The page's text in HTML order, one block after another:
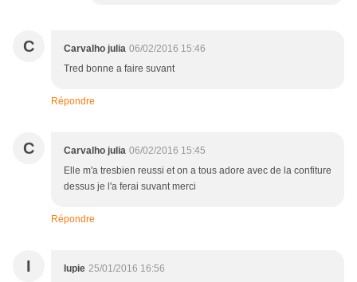
C Carvalho julia 06/02/2016 15:46
Tred bonne a faire suvant
Répondre
C Carvalho julia 06/02/2016 15:45
Elle m'a tresbien reussi et on a tous adore avec de la confiture
dessus je l'a ferai suvant merci
Répondre
I Iupie 25/01/2016 16:56